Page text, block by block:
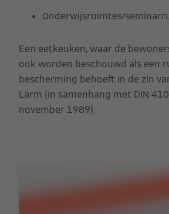
Onderwijsruimtes/
Een eetkeuken, waar de
ook worden beschouwd als een
bescherming behoeft in de zin
Lärm (in samenhang met DIN
november 1989).